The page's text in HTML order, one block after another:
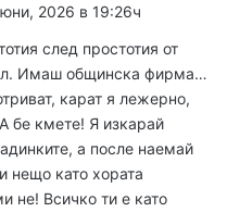
а
2026 в 19:26ч
след простотия от
Имаш общинска фирма…
карат я лежерно,
бе кмете! Я изкарай
а после наемай
нещо като хората
не! Всичко ти е като